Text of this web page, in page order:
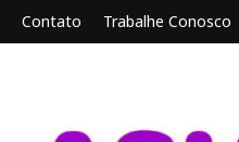
Contato Trabalhe Conosco